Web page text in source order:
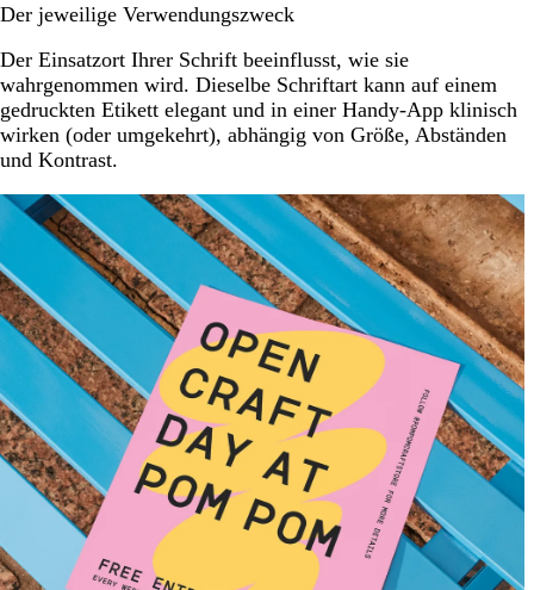
Der jeweilige Verwendungszweck
Der Einsatzort Ihrer Schrift beeinflusst, wie sie
wahrgenommen wird. Dieselbe Schriftart kann auf einem
gedruckten Etikett elegant und in einer Handy-App klinisch
wirken (oder umgekehrt), abhängig von Größe, Abständen
und Kontrast.